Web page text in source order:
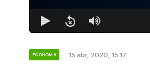
ECONOMIA 15 abr, 2020, 15:17